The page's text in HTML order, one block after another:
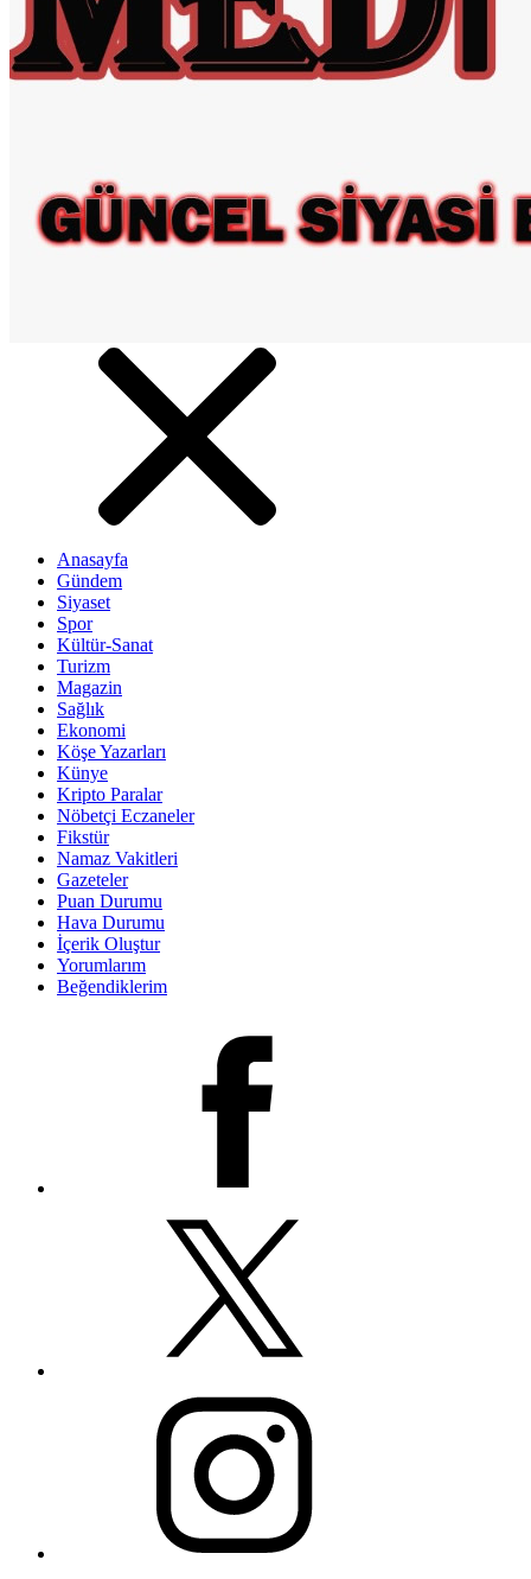
Anasayfa
Gündem
Siyaset
Spor
Kültür-Sanat
Turizm
Magazin
Sağlık
Ekonomi
Köşe Yazarları
Künye
Kripto Paralar
Nöbetçi Eczaneler
Fikstür
Namaz Vakitleri
Gazeteler
Puan Durumu
Hava Durumu
İçerik Oluştur
Yorumlarım
Beğendiklerim